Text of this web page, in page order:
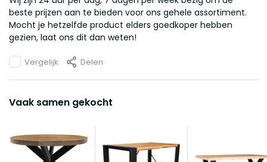
beste prijzen aan te bieden voor ons gehele assortiment.
Mocht je hetzelfde product elders goedkoper hebben
gezien, laat ons dit dan weten!
Vergelijk Delen
Vaak samen gekocht